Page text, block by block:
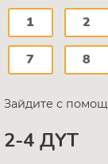
1 2
7 8
Зайдите с
2-4 ДҮТ